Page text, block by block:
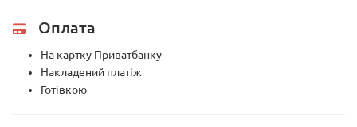
Оплата
На картку Приватбанку
Накладений платіж
Готівкою